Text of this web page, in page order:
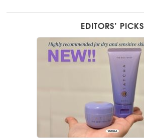
EDITORS’ PICKS